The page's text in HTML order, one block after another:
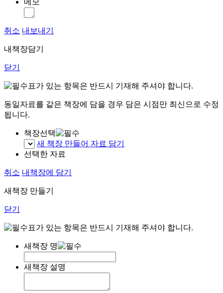
메모
취소 내보내기
내책장담기
닫기
표가 있는 항목은 반드시 기재해 주셔야 합니다.
동일자료를 같은 책장에 담을 경우 담은 시점만 최신으로 수정
됩니다.
책장선택
새 책장 만들어 자료 담기
선택한 자료
취소 내책장에 담기
새책장 만들기
닫기
표가 있는 항목은 반드시 기재해 주셔야 합니다.
새책장 명
새책장 설명